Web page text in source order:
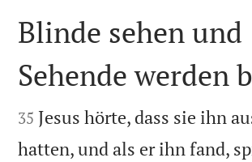

Blinde sehen und
Sehende werden

35 Jesus hörte, dass sie ihn
hatten, und als er ihn fand,